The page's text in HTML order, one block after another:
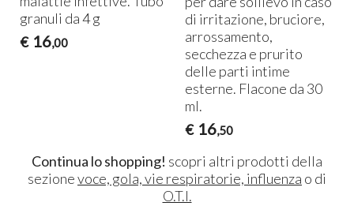
granuli da 4 g
€ 16,00
di irritazione, bruciore,
arrossamento,
secchezza e prurito
delle parti intime
esterne. Flacone da 30
ml.
€ 16,50
Continua lo shopping! scopri altri prodotti della
sezionevoce, gola, vie respiratorie, influenza o di
O.T.I.